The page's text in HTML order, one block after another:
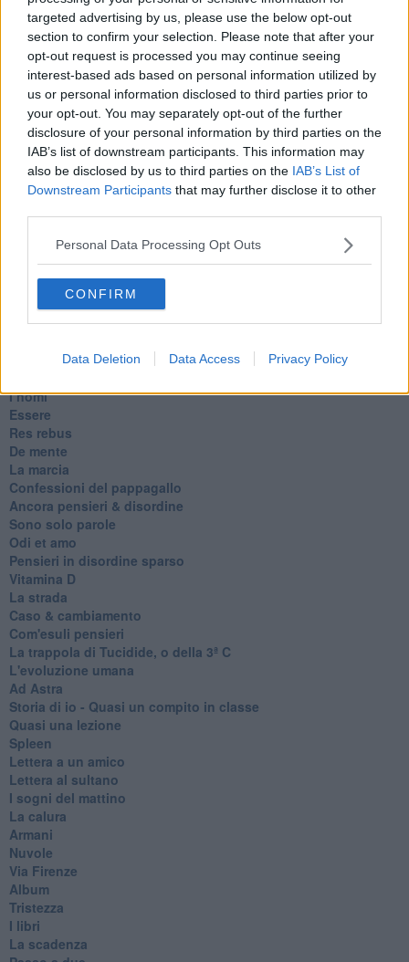
targeted advertising by us, please use the below opt-out
section to confirm your selection. Please note that after your
opt-out request is processed you may continue seeing
interest-based ads based on personal information utilized by
us or personal information disclosed to third parties prior to
your opt-out. You may separately opt-out of the further
disclosure of your personal information by third parties on the
IAB’s list of downstream participants. This information may
also be disclosed by us to third parties on the IAB’s List of
Downstream Participants that may further disclose it to other
Personal Data Processing Opt Outs
CONFIRM
Data Deletion Data Access Privacy Policy
Pontedera 14 maggio 2015
Marco Celati
Se vuoi leggere le notizie principali della Toscana iscriviti alla
Newsletter QUInews - ToscanaMedia.Arriva gratis tutti i giorni
Ti potrebbe interessare anche:
Articoli dal Blog “Racconti della domenica” di Marco Celati
Memorie dopo il big bang
I nomi
Essere
Res rebus
De mente
La marcia
Confessioni del pappagallo
Ancora pensieri & disordine
Sono solo parole
Odi et amo
Pensieri in disordine sparso
Vitamina D
La strada
Caso & cambiamento
Com'esuli pensieri
La trappola di Tucidide, o della 3ª C
L'evoluzione umana
Ad Astra
Storia di io - Quasi un compito in classe
Quasi una lezione
Spleen
Lettera a un amico
Lettera al sultano
I sogni del mattino
La calura
Armani
Nuvole
Via Firenze
Album
Tristezza
I libri
La scadenza